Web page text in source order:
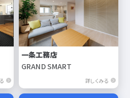
一条工務店
GRAND SMART
詳しくみる